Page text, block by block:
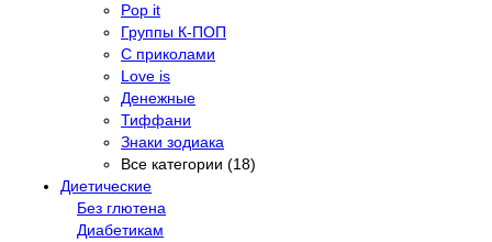
Pop it
Группы К-ПОП
С приколами
Love is
Денежные
Тиффани
Знаки зодиака
Все категории (18)
Диетические
Без глютена
Диабетикам